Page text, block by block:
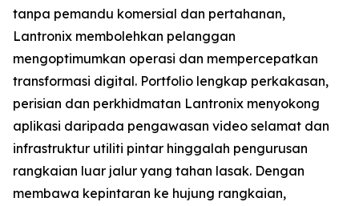
tanpa pemandu komersial dan pertahanan,
Lantronix membolehkan pelanggan
mengoptimumkan operasi dan mempercepatkan
transformasi digital. Portfolio lengkap perkakasan,
perisian dan perkhidmatan Lantronix menyokong
aplikasi daripada pengawasan video selamat dan
infrastruktur utiliti pintar hinggalah pengurusan
rangkaian luar jalur yang tahan lasak. Dengan
membawa kepintaran ke hujung rangkaian,